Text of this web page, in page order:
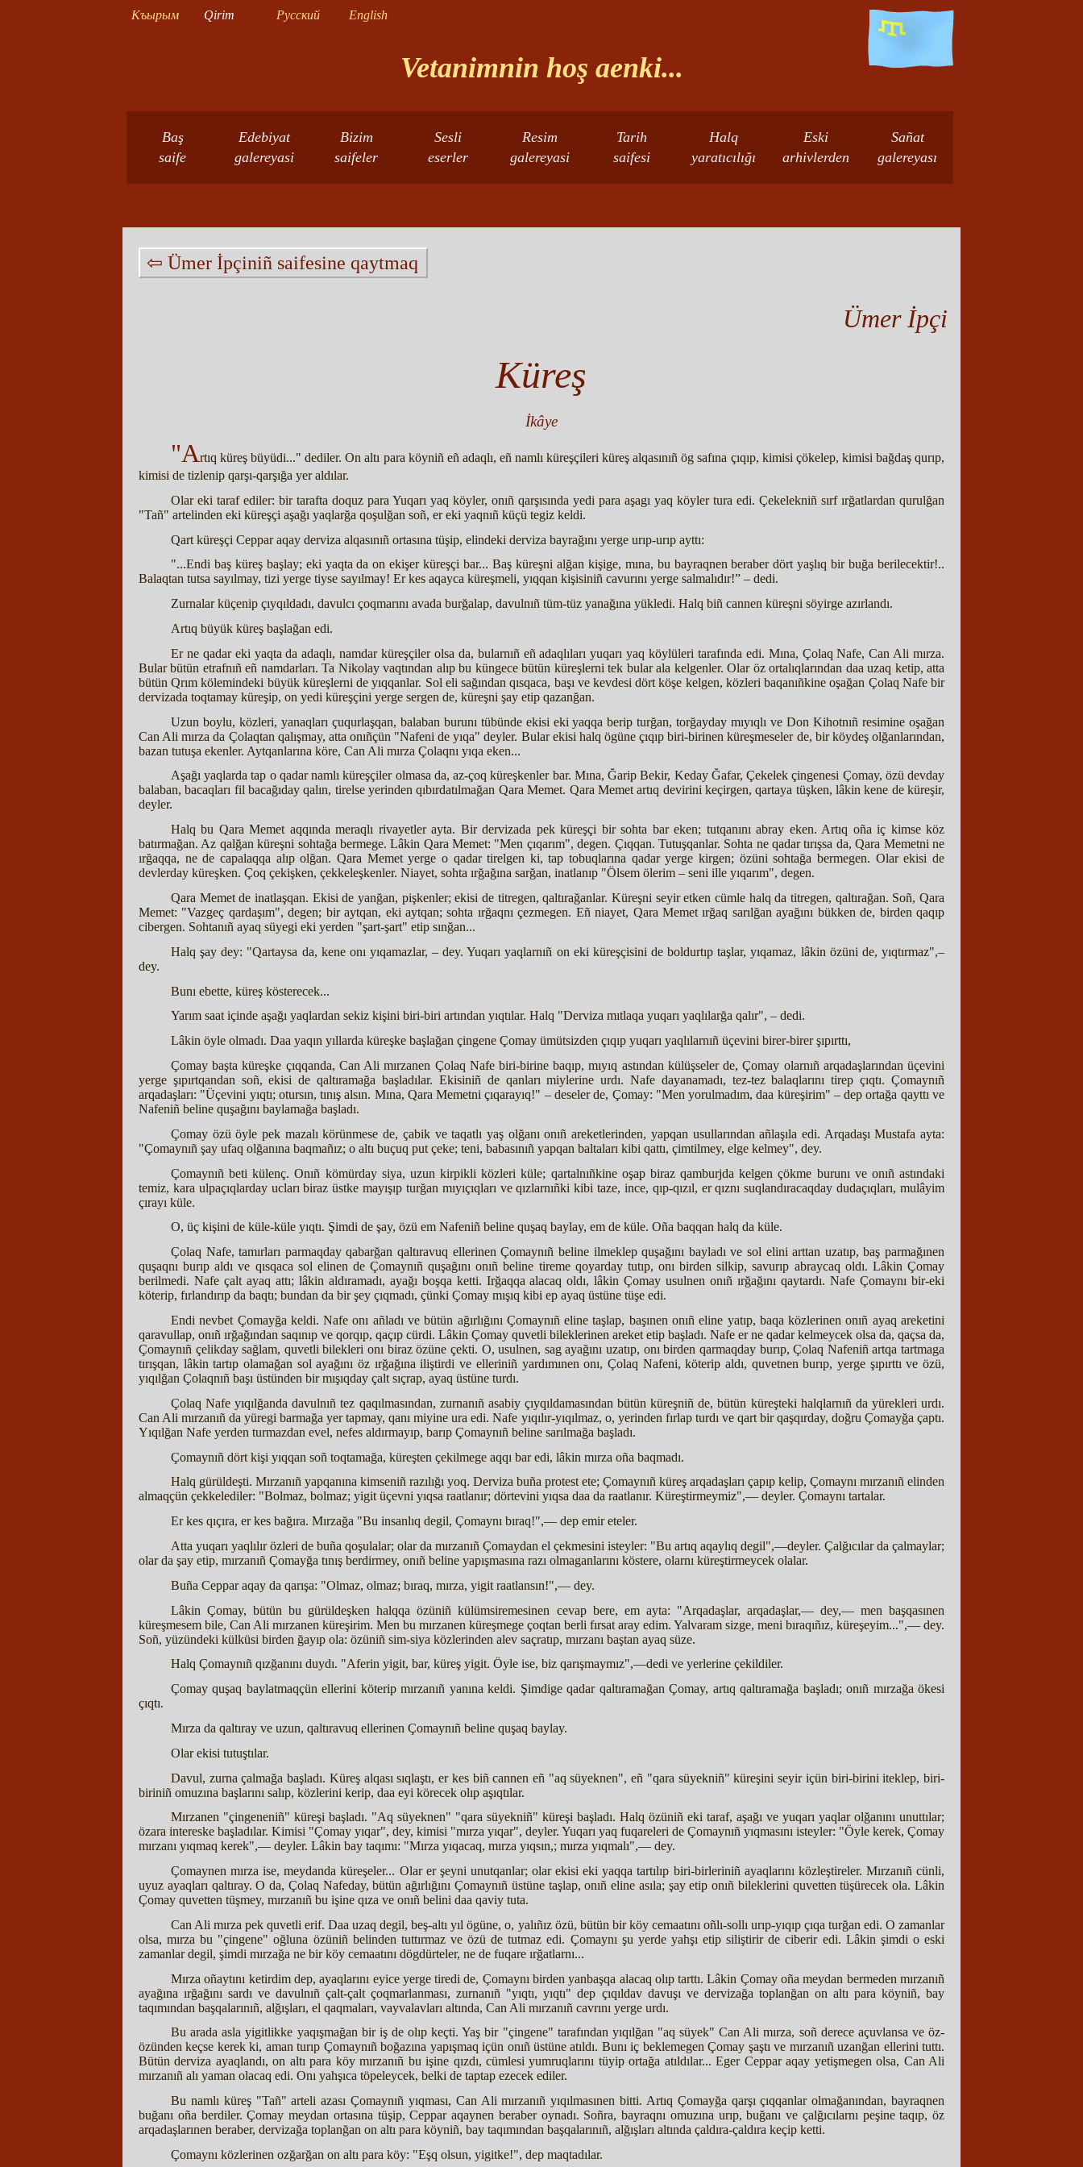
Къырым Qirim Русский English
Vetanimnin hoş aenki...
Baş
saife
Edebiyat
galereyasi
Bizim
saifeler
Sesli
eserler
Resim
galereyasi
Tarih
saifesi
Halq
yaratıcılığı
Eski
arhivlerden
Sañat
galereyası
⇦ Ümer İpçiniñ saifesine qaytmaq
Ümer İpçi
Küreş
İkâye
"Artıq küreş büyüdi..." dediler. On altı para köyniñ eñ adaqlı, eñ namlı küreşçileri küreş alqasınıñ ög safına çıqıp, kimisi çökelep, kimisi bağdaş qurıp,
kimisi de tizlenip qarşı-qarşığa yer aldılar.
Olar eki taraf ediler: bir tarafta doquz para Yuqarı yaq köyler, onıñ qarşısında yedi para aşagı yaq köyler tura edi. Çekelekniñ sırf ırğatlardan qurulğan
"Tañ" artelinden eki küreşçi aşağı yaqlarğa qoşulğan soñ, er eki yaqnıñ küçü tegiz keldi.
Qart küreşçi Ceppar aqay derviza alqasınıñ ortasına tüşip, elindeki derviza bayrağını yerge urıp-urıp ayttı:
"...Endi baş küreş başlay; eki yaqta da on ekişer küreşçi bar... Baş küreşni alğan kişige, mına, bu bayraqnen beraber dört yaşlıq bir buğa berilecektir!..
Balaqtan tutsa sayılmay, tizi yerge tiyse sayılmay! Er kes aqayca küreşmeli, yıqqan kişisiniñ cavurını yerge salmalıdır!” – dedi.
Zurnalar küçenip çıyqıldadı, davulcı çoqmarını avada burğalap, davulnıñ tüm-tüz yanağına yükledi. Halq biñ cannen küreşni söyirge azırlandı.
Artıq büyük küreş başlağan edi.
Er ne qadar eki yaqta da adaqlı, namdar küreşçiler olsa da, bularnıñ eñ adaqlıları yuqarı yaq köylüleri tarafında edi. Mına, Çolaq Nafe, Can Ali mırza.
Bular bütün etrafnıñ eñ namdarları. Ta Nikolay vaqtından alıp bu küngece bütün küreşlerni tek bular ala kelgenler. Olar öz ortalıqlarından daa uzaq ketip, atta
bütün Qrım kölemindeki büyük küreşlerni de yıqqanlar. Sol eli sağından qısqaca, başı ve kevdesi dört köşe kelgen, közleri baqanıñkine oşağan Çolaq Nafe bir
dervizada toqtamay küreşip, on yedi küreşçini yerge sergen de, küreşni şay etip qazanğan.
Uzun boylu, közleri, yanaqları çuqurlaşqan, balaban burunı tübünde ekisi eki yaqqa berip turğan, torğayday mıyıqlı ve Don Kihotnıñ resimine oşağan
Can Ali mırza da Çolaqtan qalışmay, atta onıñçün "Nafeni de yıqa" deyler. Bular ekisi halq ögüne çıqıp biri-birinen küreşmeseler de, bir köydeş olğanlarından,
bazan tutuşa ekenler. Aytqanlarına köre, Can Ali mırza Çolaqnı yıqa eken...
Aşağı yaqlarda tap o qadar namlı küreşçiler olmasa da, az-çoq küreşkenler bar. Mına, Ğarip Bekir, Keday Ğafar, Çekelek çingenesi Çomay, özü devday
balaban, bacaqları fil bacağıday qalın, tirelse yerinden qıbırdatılmağan Qara Memet. Qara Memet artıq devirini keçirgen, qartaya tüşken, lâkin kene de küreşir,
deyler.
Halq bu Qara Memet aqqında meraqlı rivayetler ayta. Bir dervizada pek küreşçi bir sohta bar eken; tutqanını abray eken. Artıq oña iç kimse köz
batırmağan. Az qalğan küreşni sohtağa bermege. Lâkin Qara Memet: "Men çıqarım", degen. Çıqqan. Tutuşqanlar. Sohta ne qadar tırışsa da, Qara Memetni ne
ırğaqqa, ne de capalaqqa alıp olğan. Qara Memet yerge o qadar tirelgen ki, tap tobuqlarına qadar yerge kirgen; özüni sohtağa bermegen. Olar ekisi de
devlerday küreşken. Çoq çekişken, çekkeleşkenler. Niayet, sohta ırğağına sarğan, inatlanıp "Ölsem ölerim – seni ille yıqarım", degen.
Qara Memet de inatlaşqan. Ekisi de yanğan, pişkenler; ekisi de titregen, qaltırağanlar. Küreşni seyir etken cümle halq da titregen, qaltırağan. Soñ, Qara
Memet: "Vazgeç qardaşım", degen; bir aytqan, eki aytqan; sohta ırğaqnı çezmegen. Eñ niayet, Qara Memet ırğaq sarılğan ayağını bükken de, birden qaqıp
cibergen. Sohtanıñ ayaq süyegi eki yerden "şart-şart" etip sınğan...
Halq şay dey: "Qartaysa da, kene onı yıqamazlar, – dey. Yuqarı yaqlarnıñ on eki küreşçisini de boldurtıp taşlar, yıqamaz, lâkin özüni de, yıqtırmaz",–
dey.
Bunı ebette, küreş kösterecek...
Yarım saat içinde aşağı yaqlardan sekiz kişini biri-biri artından yıqtılar. Halq "Derviza mıtlaqa yuqarı yaqlılarğa qalır", – dedi.
Lâkin öyle olmadı. Daa yaqın yıllarda küreşke başlağan çingene Çomay ümütsizden çıqıp yuqarı yaqlılarnıñ üçevini birer-birer şıpırttı,
Çomay başta küreşke çıqqanda, Can Ali mırzanen Çolaq Nafe biri-birine baqıp, mıyıq astından külüşseler de, Çomay olarnıñ arqadaşlarından üçevini
yerge şıpırtqandan soñ, ekisi de qaltıramağa başladılar. Ekisiniñ de qanları miylerine urdı. Nafe dayanamadı, tez-tez balaqlarını tirep çıqtı. Çomaynıñ
arqadaşları: "Üçevini yıqtı; otursın, tınış alsın. Mına, Qara Memetni çıqarayıq!" – deseler de, Çomay: "Men yorulmadım, daa küreşirim" – dep ortağa qayttı ve
Nafeniñ beline quşağını baylamağa başladı.
Çomay özü öyle pek mazalı körünmese de, çabik ve taqatlı yaş olğanı onıñ areketlerinden, yapqan usullarından añlaşıla edi. Arqadaşı Mustafa ayta:
"Çomaynıñ şay ufaq olğanına baqmañız; o altı buçuq put çeke; teni, babasınıñ yapqan baltaları kibi qattı, çimtilmey, elge kelmey", dey.
Çomaynıñ beti külenç. Onıñ kömürday siya, uzun kirpikli közleri küle; qartalnıñkine oşap biraz qamburjda kelgen çökme burunı ve onıñ astındaki
temiz, kara ulpaçıqlarday ucları biraz üstke mayışıp turğan mıyıçıqları ve qızlarnıñki kibi taze, ince, qıp-qızıl, er qıznı suqlandıracaqday dudaçıqları, mulâyim
çırayı küle.
O, üç kişini de küle-küle yıqtı. Şimdi de şay, özü em Nafeniñ beline quşaq baylay, em de küle. Oña baqqan halq da küle.
Çolaq Nafe, tamırları parmaqday qabarğan qaltıravuq ellerinen Çomaynıñ beline ilmeklep quşağını bayladı ve sol elini arttan uzatıp, baş parmağınen
quşaqnı burıp aldı ve qısqaca sol elinen de Çomaynıñ quşağını onıñ beline tireme qoyarday tutıp, onı birden silkip, savurıp abraycaq oldı. Lâkin Çomay
berilmedi. Nafe çalt ayaq attı; lâkin aldıramadı, ayağı boşqa ketti. Irğaqqa alacaq oldı, lâkin Çomay usulnen onıñ ırğağını qaytardı. Nafe Çomaynı bir-eki
köterip, fırlandırıp da baqtı; bundan da bir şey çıqmadı, çünki Çomay mışıq kibi ep ayaq üstüne tüşe edi.
Endi nevbet Çomayğa keldi. Nafe onı añladı ve bütün ağırlığını Çomaynıñ eline taşlap, başınen onıñ eline yatıp, baqa közlerinen onıñ ayaq areketini
qaravullap, onıñ ırğağından saqınıp ve qorqıp, qaçıp cürdi. Lâkin Çomay quvetli bileklerinen areket etip başladı. Nafe er ne qadar kelmeycek olsa da, qaçsa da,
Çomaynıñ çelikday sağlam, quvetli bilekleri onı biraz özüne çekti. O, usulnen, sag ayağını uzatıp, onı birden qarmaqday burıp, Çolaq Nafeniñ artqa tartmaga
tırışqan, lâkin tartıp olamağan sol ayağını öz ırğağına iliştirdi ve elleriniñ yardımınen onı, Çolaq Nafeni, köterip aldı, quvetnen burıp, yerge şıpırttı ve özü,
yıqılğan Çolaqnıñ başı üstünden bir mışıqday çalt sıçrap, ayaq üstüne turdı.
Çolaq Nafe yıqılğanda davulnıñ tez qaqılmasından, zurnanıñ asabiy çıyqıldamasından bütün küreşniñ de, bütün küreşteki halqlarnıñ da yürekleri urdı.
Can Ali mırzanıñ da yüregi barmağa yer tapmay, qanı miyine ura edi. Nafe yıqılır-yıqılmaz, o, yerinden fırlap turdı ve qart bir qaşqırday, doğru Çomayğa çaptı.
Yıqılğan Nafe yerden turmazdan evel, nefes aldırmayıp, barıp Çomaynıñ beline sarılmağa başladı.
Çomaynıñ dört kişi yıqqan soñ toqtamağa, küreşten çekilmege aqqı bar edi, lâkin mırza oña baqmadı.
Halq gürüldeşti. Mırzanıñ yapqanına kimseniñ razılığı yoq. Derviza buña protest ete; Çomaynıñ küreş arqadaşları çapıp kelip, Çomaynı mırzanıñ elinden
almaqçün çekkelediler: "Bolmaz, bolmaz; yigit üçevni yıqsa raatlanır; dörtevini yıqsa daa da raatlanır. Küreştirmeymiz",— deyler. Çomaynı tartalar.
Er kes qıçıra, er kes bağıra. Mırzağa "Bu insanlıq degil, Çomaynı bıraq!",— dep emir eteler.
Atta yuqarı yaqlılır özleri de buña qoşulalar; olar da mırzanıñ Çomaydan el çekmesini isteyler: "Bu artıq aqaylıq degil",—deyler. Çalğıcılar da çalmaylar;
olar da şay etip, mırzanıñ Çomayğa tınış berdirmey, onıñ beline yapışmasına razı olmaganlarını köstere, olarnı küreştirmeycek olalar.
Buña Ceppar aqay da qarışa: "Olmaz, olmaz; bıraq, mırza, yigit raatlansın!",— dey.
Lâkin Çomay, bütün bu gürüldeşken halqqa özüniñ külümsiremesinen cevap bere, em ayta: "Arqadaşlar, arqadaşlar,— dey,— men başqasınen
küreşmesem bile, Can Ali mırzanen küreşirim. Men bu mırzanen küreşmege çoqtan berli fırsat aray edim. Yalvaram sizge, meni bıraqıñız, küreşeyim...",— dey.
Soñ, yüzündeki külküsi birden ğayıp ola: özüniñ sim-siya közlerinden alev saçratıp, mırzanı baştan ayaq süze.
Halq Çomaynıñ qızğanını duydı. "Aferin yigit, bar, küreş yigit. Öyle ise, biz qarışmaymız",—dedi ve yerlerine çekildiler.
Çomay quşaq baylatmaqçün ellerini köterip mırzanıñ yanına keldi. Şimdige qadar qaltıramağan Çomay, artıq qaltıramağa başladı; onıñ mırzağa ökesi
çıqtı.
Mırza da qaltıray ve uzun, qaltıravuq ellerinen Çomaynıñ beline quşaq baylay.
Olar ekisi tutuştılar.
Davul, zurna çalmağa başladı. Küreş alqası sıqlaştı, er kes biñ cannen eñ "aq süyeknen", eñ "qara süyekniñ" küreşini seyir içün biri-birini iteklep, biri-
biriniñ omuzına başlarını salıp, közlerini kerip, daa eyi körecek olıp aşıqtılar.
Mırzanen "çingeneniñ" küreşi başladı. "Aq süyeknen" "qara süyekniñ" küreşi başladı. Halq özüniñ eki taraf, aşağı ve yuqarı yaqlar olğanını unuttılar;
özara intereske başladılar. Kimisi "Çomay yıqar", dey, kimisi "mırza yıqar", deyler. Yuqarı yaq fuqareleri de Çomaynıñ yıqmasını isteyler: "Öyle kerek, Çomay
mırzanı yıqmaq kerek",— deyler. Lâkin bay taqımı: "Mırza yıqacaq, mırza yıqsın,; mırza yıqmalı",— dey.
Çomaynen mırza ise, meydanda küreşeler... Olar er şeyni unutqanlar; olar ekisi eki yaqqa tartılıp biri-birleriniñ ayaqlarını közleştireler. Mırzanıñ cünli,
uyuz ayaqları qaltıray. O da, Çolaq Nafeday, bütün ağırlığını Çomaynıñ üstüne taşlap, onıñ eline asıla; şay etip onıñ bileklerini quvetten tüşürecek ola. Lâkin
Çomay quvetten tüşmey, mırzanıñ bu işine qıza ve onıñ belini daa qaviy tuta.
Can Ali mırza pek quvetli erif. Daa uzaq degil, beş-altı yıl ögüne, o, yalıñız özü, bütün bir köy cemaatını oñlı-sollı urıp-yıqıp çıqa turğan edi. O zamanlar
olsa, mırza bu "çingene" oğluna özüniñ belinden tuttırmaz ve özü de tutmaz edi. Çomaynı şu yerde yahşı etip siliştirir de ciberir edi. Lâkin şimdi o eski
zamanlar degil, şimdi mırzağa ne bir köy cemaatını dögdürteler, ne de fuqare ırğatlarnı...
Mırza oñaytını ketirdim dep, ayaqlarını eyice yerge tiredi de, Çomaynı birden yanbaşqa alacaq olıp tarttı. Lâkin Çomay oña meydan bermeden mırzanıñ
ayağına ırğağını sardı ve davulnıñ çalt-çalt çoqmarlanması, zurnanıñ "yıqtı, yıqtı" dep çıqıldav davuşı ve dervizağa toplanğan on altı para köyniñ, bay
taqımından başqalarınıñ, alğışları, el qaqmaları, vayvalavları altında, Can Ali mırzanıñ cavrını yerge urdı.
Bu arada asla yigitlikke yaqışmağan bir iş de olıp keçti. Yaş bir "çingene" tarafından yıqılğan "aq süyek" Can Ali mırza, soñ derece açuvlansa ve öz-
özünden keçse kerek ki, aman turıp Çomaynıñ boğazına yapışmaq içün onıñ üstüne atıldı. Bunı iç beklemegen Çomay şaştı ve mırzanıñ uzanğan ellerini tuttı.
Bütün derviza ayaqlandı, on altı para köy mırzanıñ bu işine qızdı, cümlesi yumruqlarını tüyip ortağa atıldılar... Eger Ceppar aqay yetişmegen olsa, Can Ali
mırzanıñ alı yaman olacaq edi. Onı yahşıca töpeleycek, belki de taptap ezecek ediler.
Bu namlı küreş "Tañ" arteli azası Çomaynıñ yıqması, Can Ali mırzanıñ yıqılmasınen bitti. Artıq Çomayğa qarşı çıqqanlar olmağanından, bayraqnen
buğanı oña berdiler. Çomay meydan ortasına tüşip, Ceppar aqaynen beraber oynadı. Soñra, bayraqnı omuzına urıp, buğanı ve çalğıcılarnı peşine taqıp, öz
arqadaşlarınen beraber, dervizağa toplanğan on altı para köyniñ, bay taqımından başqalarınıñ, alğışları altında çaldıra-çaldıra keçip ketti.
Çomaynı közlerinen ozğarğan on altı para köy: "Eşq olsun, yigitke!", dep maqtadılar.